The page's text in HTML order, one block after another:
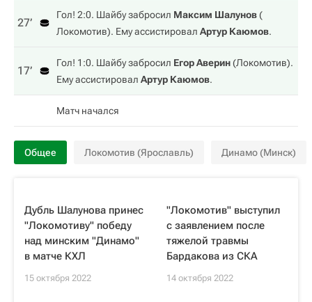
27‎’‎
Гол! 2:0. Шайбу забросил Максим Шалунов(
Локомотив). Ему ассистировал Артур Каюмов.
17‎’‎
Гол! 1:0. Шайбу забросил Егор Аверин(Локомотив).
Ему ассистировал Артур Каюмов.
Матч начался
Общее Локомотив (Ярославль) Динамо (Минск)
Дубль Шалунова принес
"Локомотиву" победу
над минским "Динамо"
в матче КХЛ
15 октября 2022
"Локомотив" выступил
с заявлением после
тяжелой травмы
Бардакова из СКА
14 октября 2022